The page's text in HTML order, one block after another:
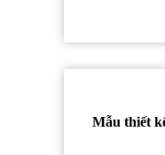
Mẫu thiết